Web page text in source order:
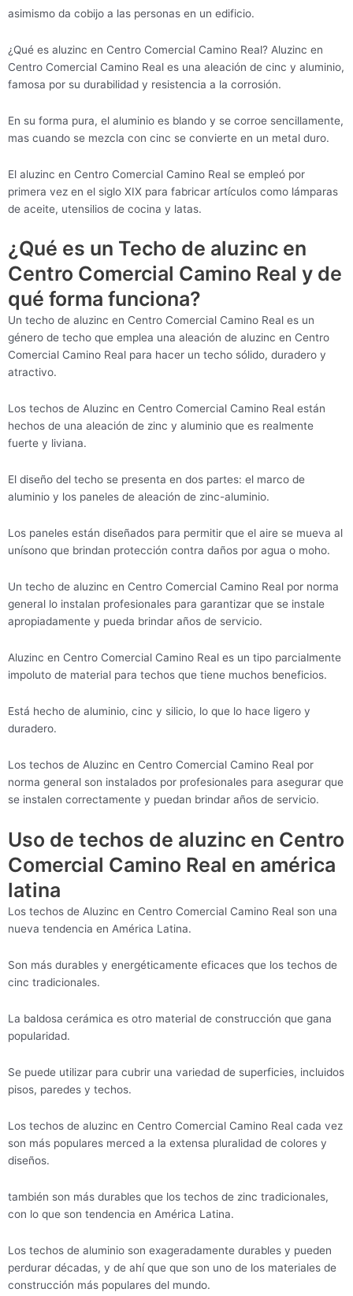
asimismo da cobijo a las personas en un edificio.
¿Qué es aluzinc en Centro Comercial Camino Real? Aluzinc en
Centro Comercial Camino Real es una aleación de cinc y aluminio,
famosa por su durabilidad y resistencia a la corrosión.
En su forma pura, el aluminio es blando y se corroe sencillamente,
mas cuando se mezcla con cinc se convierte en un metal duro.
El aluzinc en Centro Comercial Camino Real se empleó por
primera vez en el siglo XIX para fabricar artículos como lámparas
de aceite, utensilios de cocina y latas.
¿Qué es un Techo de aluzinc en
Centro Comercial Camino Real y de
qué forma funciona?
Un techo de aluzinc en Centro Comercial Camino Real es un
género de techo que emplea una aleación de aluzinc en Centro
Comercial Camino Real para hacer un techo sólido, duradero y
atractivo.
Los techos de Aluzinc en Centro Comercial Camino Real están
hechos de una aleación de zinc y aluminio que es realmente
fuerte y liviana.
El diseño del techo se presenta en dos partes: el marco de
aluminio y los paneles de aleación de zinc-aluminio.
Los paneles están diseñados para permitir que el aire se mueva al
unísono que brindan protección contra daños por agua o moho.
Un techo de aluzinc en Centro Comercial Camino Real por norma
general lo instalan profesionales para garantizar que se instale
apropiadamente y pueda brindar años de servicio.
Aluzinc en Centro Comercial Camino Real es un tipo parcialmente
impoluto de material para techos que tiene muchos beneficios.
Está hecho de aluminio, cinc y silicio, lo que lo hace ligero y
duradero.
Los techos de Aluzinc en Centro Comercial Camino Real por
norma general son instalados por profesionales para asegurar que
se instalen correctamente y puedan brindar años de servicio.
Uso de techos de aluzinc en Centro
Comercial Camino Real en américa
latina
Los techos de Aluzinc en Centro Comercial Camino Real son una
nueva tendencia en América Latina.
Son más durables y energéticamente eficaces que los techos de
cinc tradicionales.
La baldosa cerámica es otro material de construcción que gana
popularidad.
Se puede utilizar para cubrir una variedad de superficies, incluidos
pisos, paredes y techos.
Los techos de aluzinc en Centro Comercial Camino Real cada vez
son más populares merced a la extensa pluralidad de colores y
diseños.
también son más durables que los techos de zinc tradicionales,
con lo que son tendencia en América Latina.
Los techos de aluminio son exageradamente durables y pueden
perdurar décadas, y de ahí que que son uno de los materiales de
construcción más populares del mundo.